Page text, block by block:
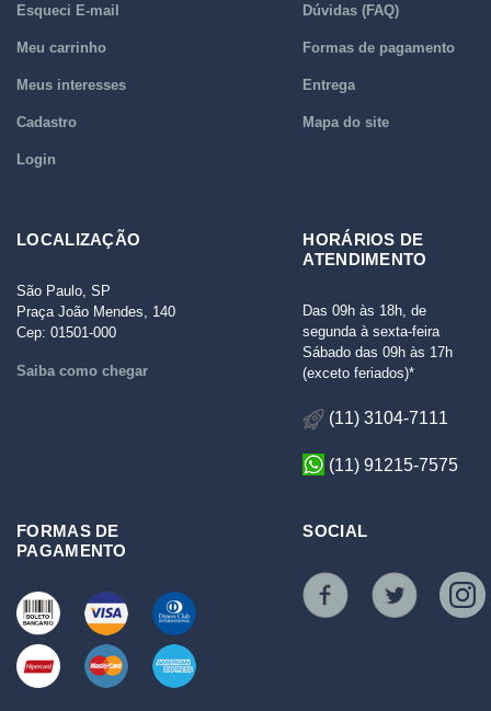
Esqueci E-mail
Meu carrinho
Meus interesses
Cadastro
Login
Dúvidas (FAQ)
Formas de pagamento
Entrega
Mapa do site
LOCALIZAÇÃO
São Paulo, SP
Praça João Mendes, 140
Cep: 01501-000
Saiba como chegar
HORÁRIOS DE
ATENDIMENTO
Das 09h às 18h, de
segunda à sexta-feira
Sábado das 09h às 17h
(exceto feriados)*
(11) 3104-7111
(11) 91215-7575
FORMAS DE
PAGAMENTO
SOCIAL